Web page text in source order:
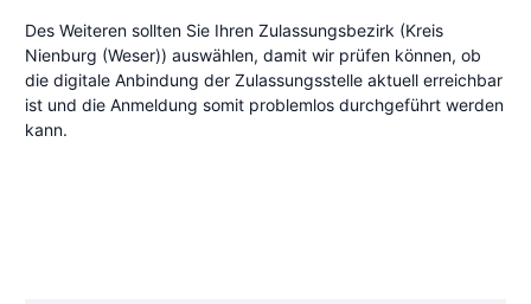
Des Weiteren sollten Sie Ihren Zulassungsbezirk (Kreis
Nienburg (Weser)) auswählen, damit wir prüfen können, ob
die digitale Anbindung der Zulassungsstelle aktuell erreichbar
ist und die Anmeldung somit problemlos durchgeführt werden
kann.